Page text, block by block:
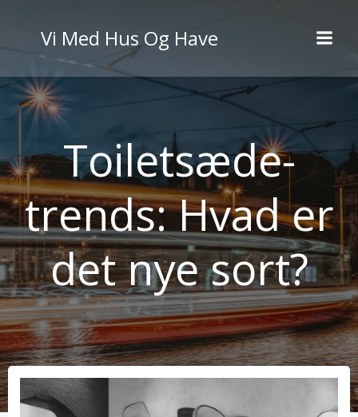
til
indhold
Vi Med Hus Og Have
Toiletsæde-
trends: Hvad er
det nye sort?